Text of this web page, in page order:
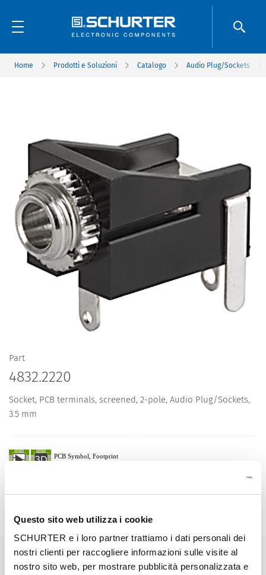
Questo sito web utilizza i cookie
SCHURTER e i loro partner trattiamo i dati personali dei
nostri clienti per raccogliere informazioni sulle visite al
nostro sito web, per mostrare pubblicità personalizzata e
Home Prodotti e Soluzioni Catalogo Audio Plug/Sockets
Part
4832.2220
Socket, PCB terminals, screened, 2-pole, Audio Plug/Sockets,
3.5 mm
Details 4832.2220
Diameter 3.5 mm